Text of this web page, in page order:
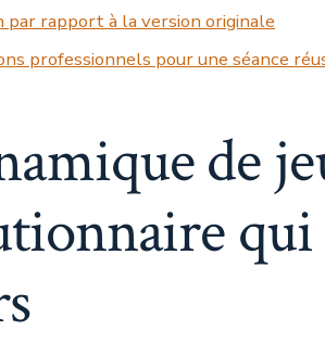
par rapport à la version originale
professionnels pour une séance
de
qui